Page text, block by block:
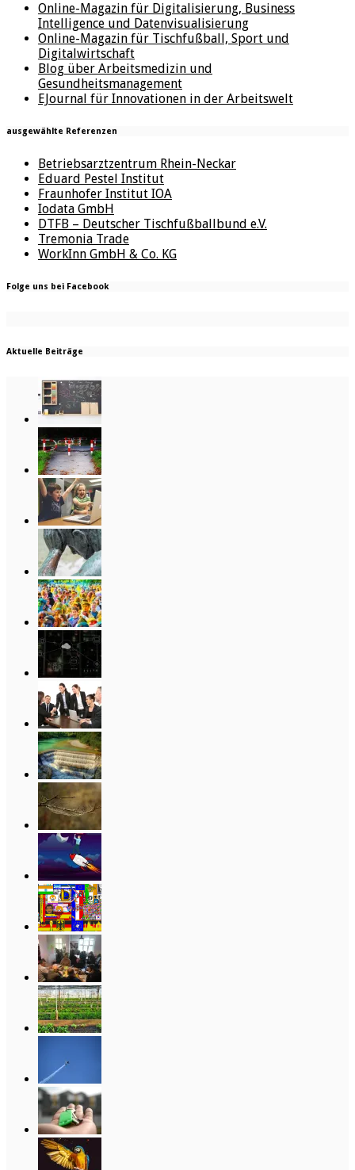
Online-Magazin für Digitalisierung, Business
Intelligence und Datenvisualisierung
Online-Magazin für Tischfußball, Sport und
Digitalwirtschaft
Blog über Arbeitsmedizin und
Gesundheitsmanagement
EJournal für Innovationen in der Arbeitswelt
ausgewählte Referenzen
Betriebsarztzentrum Rhein-Neckar
Eduard Pestel Institut
Fraunhofer Institut IOA
Iodata GmbH
DTFB – Deutscher Tischfußballbund e.V.
Tremonia Trade
WorkInn GmbH & Co. KG
Folge uns bei Facebook
Aktuelle Beiträge